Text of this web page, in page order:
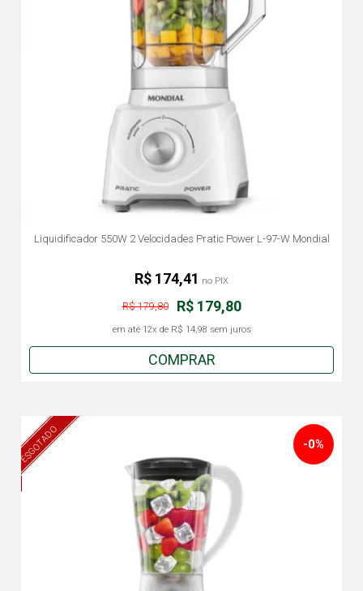
Liquidificador 550W 2 Velocidades Pratic Power L-97-W Mondial
R$ 179,80
R$ 179,80
em até 12x de R$ 14,98 sem juros
R$ 174,41 no PIX
COMPRAR
ESGOTADO -0%